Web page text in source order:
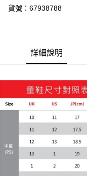
Google Pay
運送方式
付款後7-11取貨
每筆NT$100，滿
宅配(離島恕不配送)
每筆NT$150，滿
宅配貨到付款(離島恕不
貨號：67938788
詳細說明